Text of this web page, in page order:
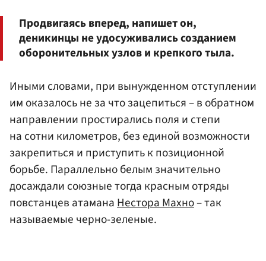
Продвигаясь вперед, напишет он,
деникинцы не удосуживались созданием
оборонительных узлов и крепкого тыла.
Иными словами, при вынужденном отступлении
им оказалось не за что зацепиться – в обратном
направлении простирались поля и степи
на сотни километров, без единой возможности
закрепиться и приступить к позиционной
борьбе. Параллельно белым значительно
досаждали союзные тогда красным отряды
повстанцев атаманаНестора Махно– так
называемые черно-зеленые.